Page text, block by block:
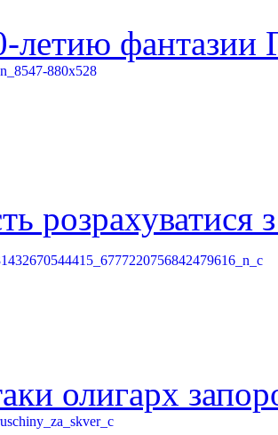
летию фантазии
олигарх